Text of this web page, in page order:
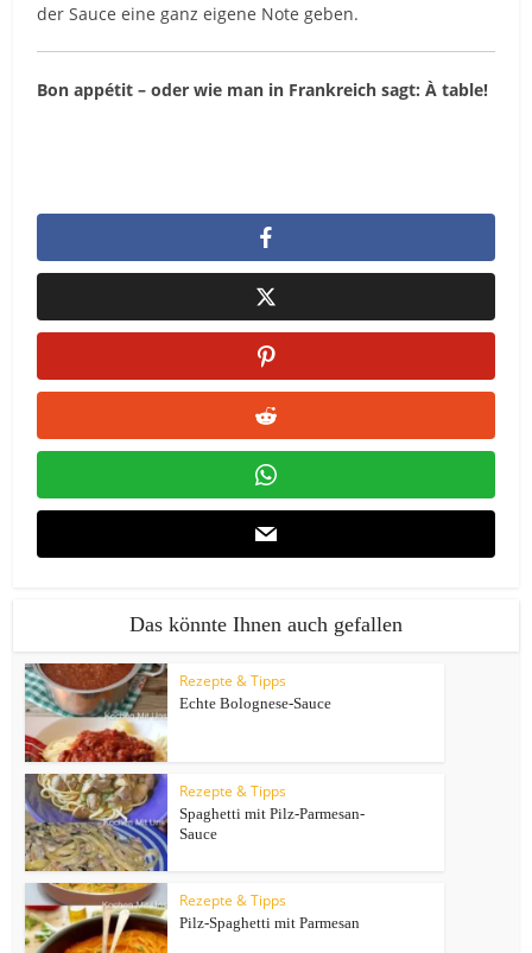
der Sauce eine ganz eigene Note geben.
Bon appétit – oder wie man in Frankreich sagt: À table!
Das könnte Ihnen auch gefallen
Rezepte & Tipps
Echte Bolognese-Sauce
Rezepte & Tipps
Spaghetti mit Pilz-Parmesan-
Sauce
Rezepte & Tipps
Pilz-Spaghetti mit Parmesan